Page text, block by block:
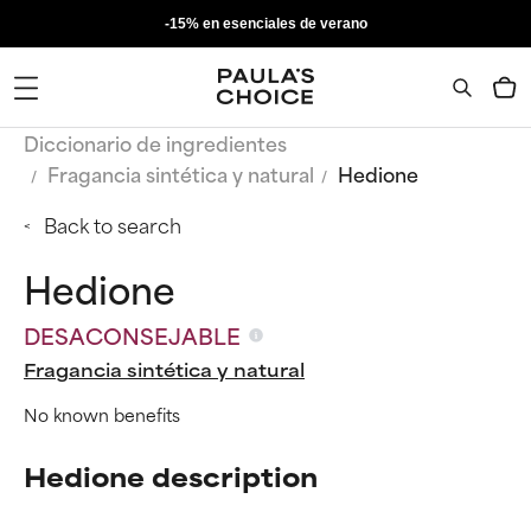
-15% en esenciales de verano
Diccionario de ingredientes
Fragancia sintética y natural
Hedione
Back to search
Hedione
DESACONSEJABLE
Fragancia sintética y natural
No known benefits
Hedione description